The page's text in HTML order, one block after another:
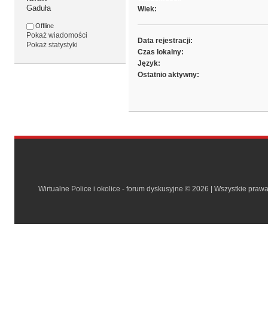
Gaduła
Offline
Pokaż wiadomości
Pokaż statystyki
Wiek:
Data rejestracji:
Czas lokalny:
Język:
Ostatnio aktywny:
Wirtualne Police i okolice - forum dyskusyjne © 2026 | Wszystkie